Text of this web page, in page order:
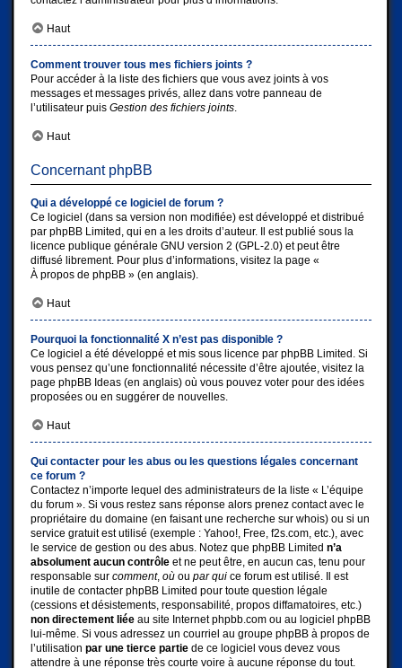
Haut
Comment trouver tous mes fichiers joints ?
Pour accéder à la liste des fichiers que vous avez joints à vos
messages et messages privés, allez dans votre panneau de
l’utilisateur puis Gestion des fichiers joints.
Haut
Concernant phpBB
Qui a développé ce logiciel de forum ?
Ce logiciel (dans sa version non modifiée) est développé et distribué
par phpBB Limited , qui en a les droits d’auteur. Il est publié sous la
licence publique générale GNU version 2 (GPL-2.0) et peut être
diffusé librement. Pour plus d’informations, visitez la page «
À propos de phpBB » (en anglais).
Haut
Pourquoi la fonctionnalité X n’est pas disponible ?
Ce logiciel a été développé et mis sous licence par phpBB Limited. Si
vous pensez qu’une fonctionnalité nécessite d’être ajoutée, visitez la
page phpBB Ideas (en anglais) où vous pouvez voter pour des idées
proposées ou en suggérer de nouvelles.
Haut
Qui contacter pour les abus ou les questions légales concernant
ce forum ?
Contactez n’importe lequel des administrateurs de la liste « L’équipe
du forum ». Si vous restez sans réponse alors prenez contact avec le
propriétaire du domaine (en faisant une recherche sur whois) ou si un
service gratuit est utilisé (exemple : Yahoo!, Free, f2s.com, etc.), avec
le service de gestion ou des abus. Notez que phpBB Limited n’a
absolument aucun contrôle et ne peut être, en aucun cas, tenu pour
responsable sur comment, où ou par qui ce forum est utilisé. Il est
inutile de contacter phpBB Limited pour toute question légale
(cessions et désistements, responsabilité, propos diffamatoires, etc.)
non directement liée au site Internet phpbb.com ou au logiciel phpBB
lui-même. Si vous adressez un courriel au groupe phpBB à propos de
l’utilisation par une tierce partie de ce logiciel vous devez vous
attendre à une réponse très courte voire à aucune réponse du tout.